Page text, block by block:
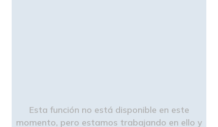
Esta función no está disponible en este
momento, pero estamos trabajando en ello y